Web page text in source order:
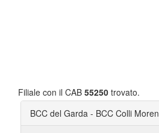
Filiale con il CAB 55250 trovato.
BCC del Garda - BCC Colli